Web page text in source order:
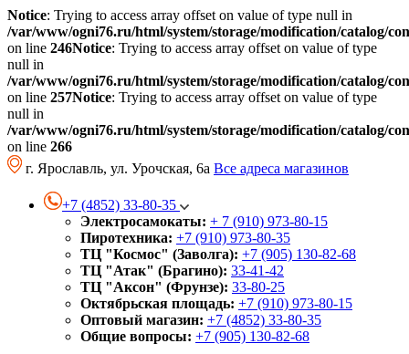
Notice: Trying to access array offset on value of type null in
/var/www/ogni76.ru/html/system/storage/modification/catalog/
on line 246Notice: Trying to access array offset on value of type
null in
/var/www/ogni76.ru/html/system/storage/modification/catalog/
on line 257Notice: Trying to access array offset on value of type
null in
/var/www/ogni76.ru/html/system/storage/modification/catalog/
on line 266
г. Ярославль, ул. Урочская, 6а Все адреса магазинов
+7 (4852) 33-80-35
Электросамокаты: + 7 (910) 973-80-15
Пиротехника: +7 (910) 973-80-35
ТЦ "Космос" (Заволга): +7 (905) 130-82-68
ТЦ "Атак" (Брагино): 33-41-42
ТЦ "Аксон" (Фрунзе): 33-80-25
Октябрьская площадь: +7 (910) 973-80-15
Оптовый магазин: +7 (4852) 33-80-35
Общие вопросы: +7 (905) 130-82-68